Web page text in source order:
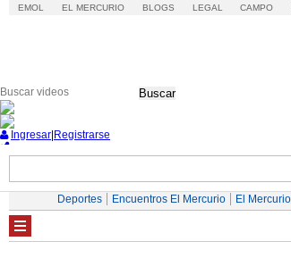
EMOL EL MERCURIO BLOGS LEGAL CAMPO
Buscar
Ingresar Registrarse
Deportes Encuentros El Mercurio El